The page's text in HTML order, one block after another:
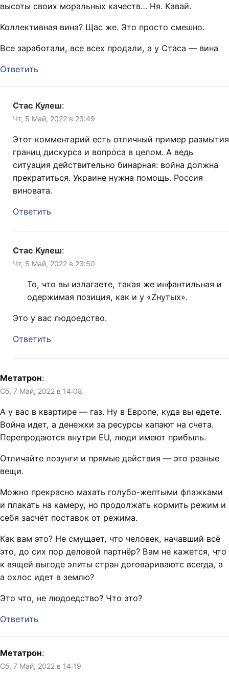
высоты своих моральных качеств… Ня. Кавай.
Коллективная вина? Щас же. Это просто смешно.
Все заработали, все всех продали, а у Стаса — вина
Ответить
Стас Кулеш:
Чт, 5 Май, 2022 в 23:49
Этот комментарий есть отличный пример размытия
границ дискурса и вопроса в целом. А ведь
ситуация действительно бинарная: война должна
прекратиться. Украине нужна помощь. Россия
виновата.
Ответить
Стас Кулеш:
Чт, 5 Май, 2022 в 23:50
То, что вы излагаете, такая же инфантильная и
одержимая позиция, как и у «Zнутых».
Это у вас людоедство.
Ответить
Метатрон:
Сб, 7 Май, 2022 в 14:08
А у вас в квартире — газ. Ну в Европе, куда вы едете.
Война идет, а денежки за ресурсы капают на счета.
Перепродаются внутри EU, люди имеют прибыль.
Отличайте лозунги и прямые действия — это разные
вещи.
Можно прекрасно махать голубо-желтыми флажками
и плакать на камеру, но продолжать кормить режим и
себя засчёт поставок от режима.
Как вам это? Не смущает, что человек, начавший всё
это, до сих пор деловой партнёр? Вам не кажется, что
к вящей выгоде элиты стран договариваютс всегда, а
а охлос идет в землю?
Это что, не людоедство? Что это?
Ответить
Метатрон:
Сб, 7 Май, 2022 в 14:19